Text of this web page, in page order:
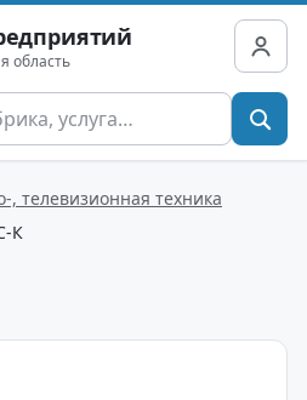
область
, телевизионная техника
К